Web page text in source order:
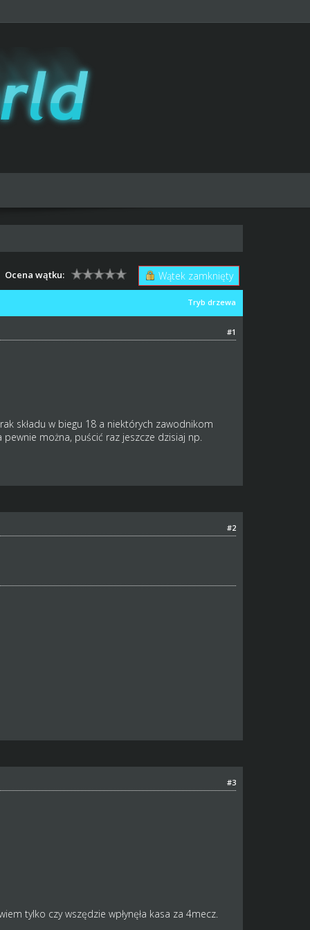
Wątek zamknięty
Ocena wątku:
Tryb drzewa
#1
składu w biegu 18 a niektórych zawodnikom
można, puścić raz jeszcze dzisiaj np.
#2
#3
tylko czy wszędzie wpłynęła kasa za 4mecz.